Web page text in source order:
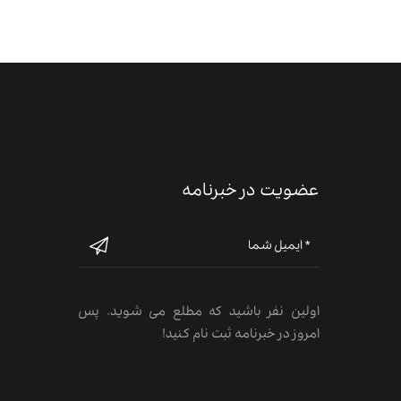
عضویت در خبرنامه
اولین نفر باشید که مطلع می شوید. پس
امروز در خبرنامه ثبت نام کنید!